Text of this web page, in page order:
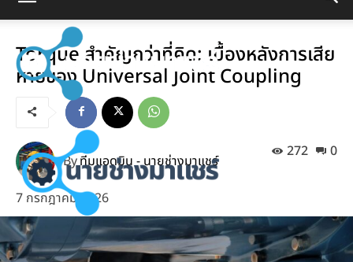
Torque สำคัญกว่าที่คิด: เบื้องหลังการเสีย
หายของ Universal Joint Coupling
0
272
Byทีมแอดมิน - นายช่างมาแชร์
7 กรกฎาคม 2026